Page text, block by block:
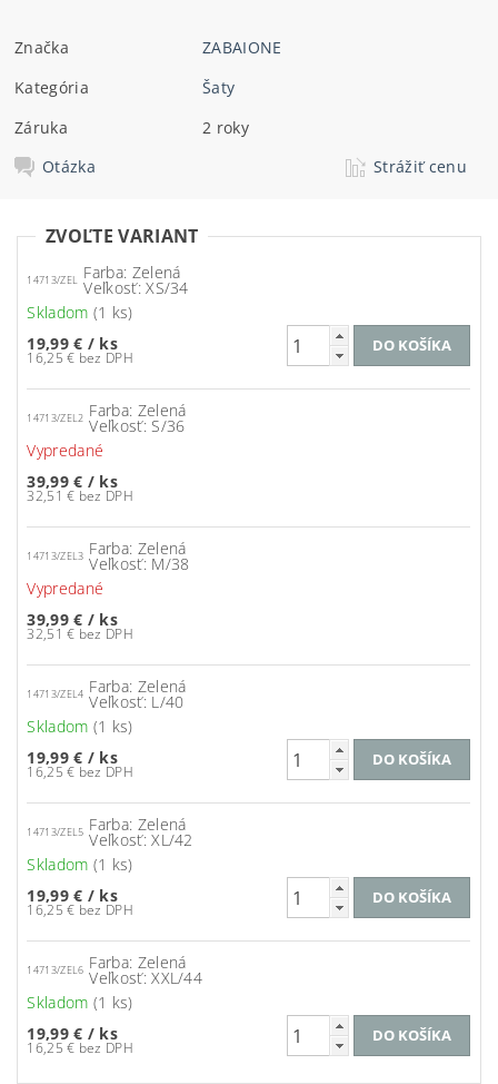
Značka
ZABAIONE
Kategória
Šaty
Záruka
2 roky
Otázka
Strážiť cenu
ZVOĽTE VARIANT
14713/ZEL Farba: Zelená
Veľkosť: XS/34
Skladom (1 ks)
19,99 € / ks
16,25 € bez DPH
14713/ZEL2 Farba: Zelená
Veľkosť: S/36
Vypredané
39,99 € / ks
32,51 € bez DPH
14713/ZEL3 Farba: Zelená
Veľkosť: M/38
Vypredané
39,99 € / ks
32,51 € bez DPH
14713/ZEL4 Farba: Zelená
Veľkosť: L/40
Skladom (1 ks)
19,99 € / ks
16,25 € bez DPH
14713/ZEL5 Farba: Zelená
Veľkosť: XL/42
Skladom (1 ks)
19,99 € / ks
16,25 € bez DPH
14713/ZEL6 Farba: Zelená
Veľkosť: XXL/44
Skladom (1 ks)
19,99 € / ks
16,25 € bez DPH